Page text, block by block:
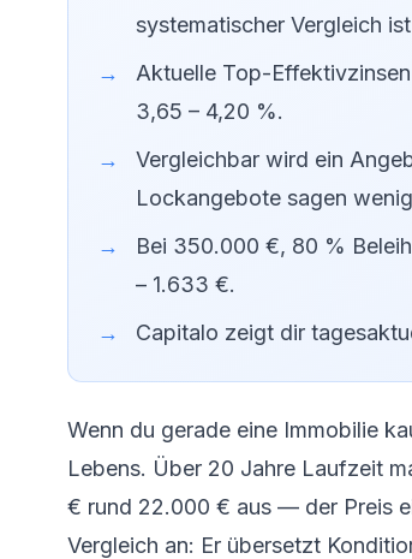
systematischer Vergleich
Aktuelle Top-
3,65 – 4,20 %.
Vergleichbar wird ein
Lockangebote sagen
Bei 350.000 €, 80 %
– 1.633 €.
Capitalo zeigt dir
Wenn du gerade eine Immobilie
Lebens. Über 20 Jahre Laufzeit
€ rund 22.000 € aus — der Preis
Vergleich an: Er übersetzt